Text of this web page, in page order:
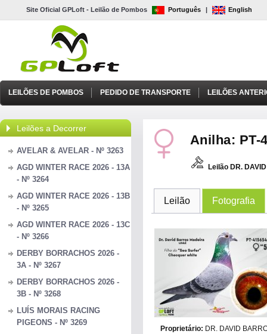
Site Oficial GPLoft - Leilão de Pombos Português | English
LEILÕES DE POMBOS PEDIDO DE TRANSPORTE LEILÕES
Leilões a Decorrer
AVELAR & AVELAR - Nº 3263
AGD WINTER RACE 2026 - 13A
- Nº 3264
AGD WINTER RACE 2026 - 13B
- Nº 3265
AGD WINTER RACE 2026 - 13C
- Nº 3266
DERBY BORRACHOS 2026 -
3A - Nº 3267
DERBY BORRACHOS 2026 -
3B - Nº 3268
LUÍS MORAIS RACING
PIGEONS - Nº 3269
Anilha: PT-
Leilão DR.
Leilão Fotografia
Proprietário: DR. DAVID